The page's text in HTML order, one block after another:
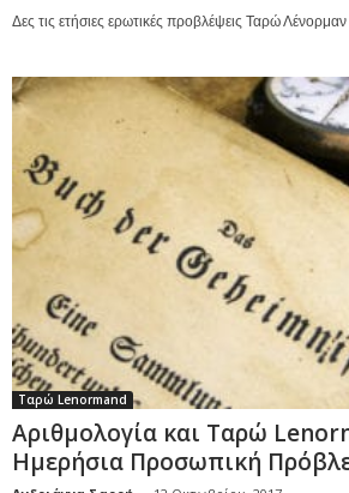
Δες τις ετήσιες ερωτικές προβλέψεις Ταρώ
Ταρώ Lenormand
Αριθμολογία και Ταρώ
Ημερήσια Προσωπική